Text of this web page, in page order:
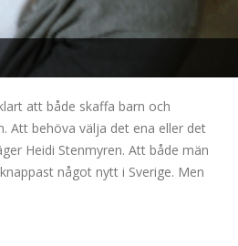
att både skaffa barn och
Att behöva välja det ena eller det
Heidi Stenmyren. Att både män
något nytt i Sverige. Men